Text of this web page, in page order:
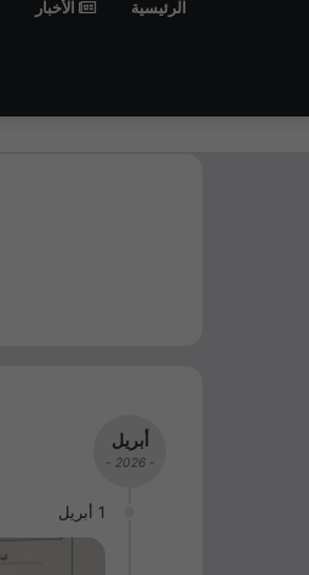
الرئيسية الأخبار
أبريل
- 2026 -
1 أبريل